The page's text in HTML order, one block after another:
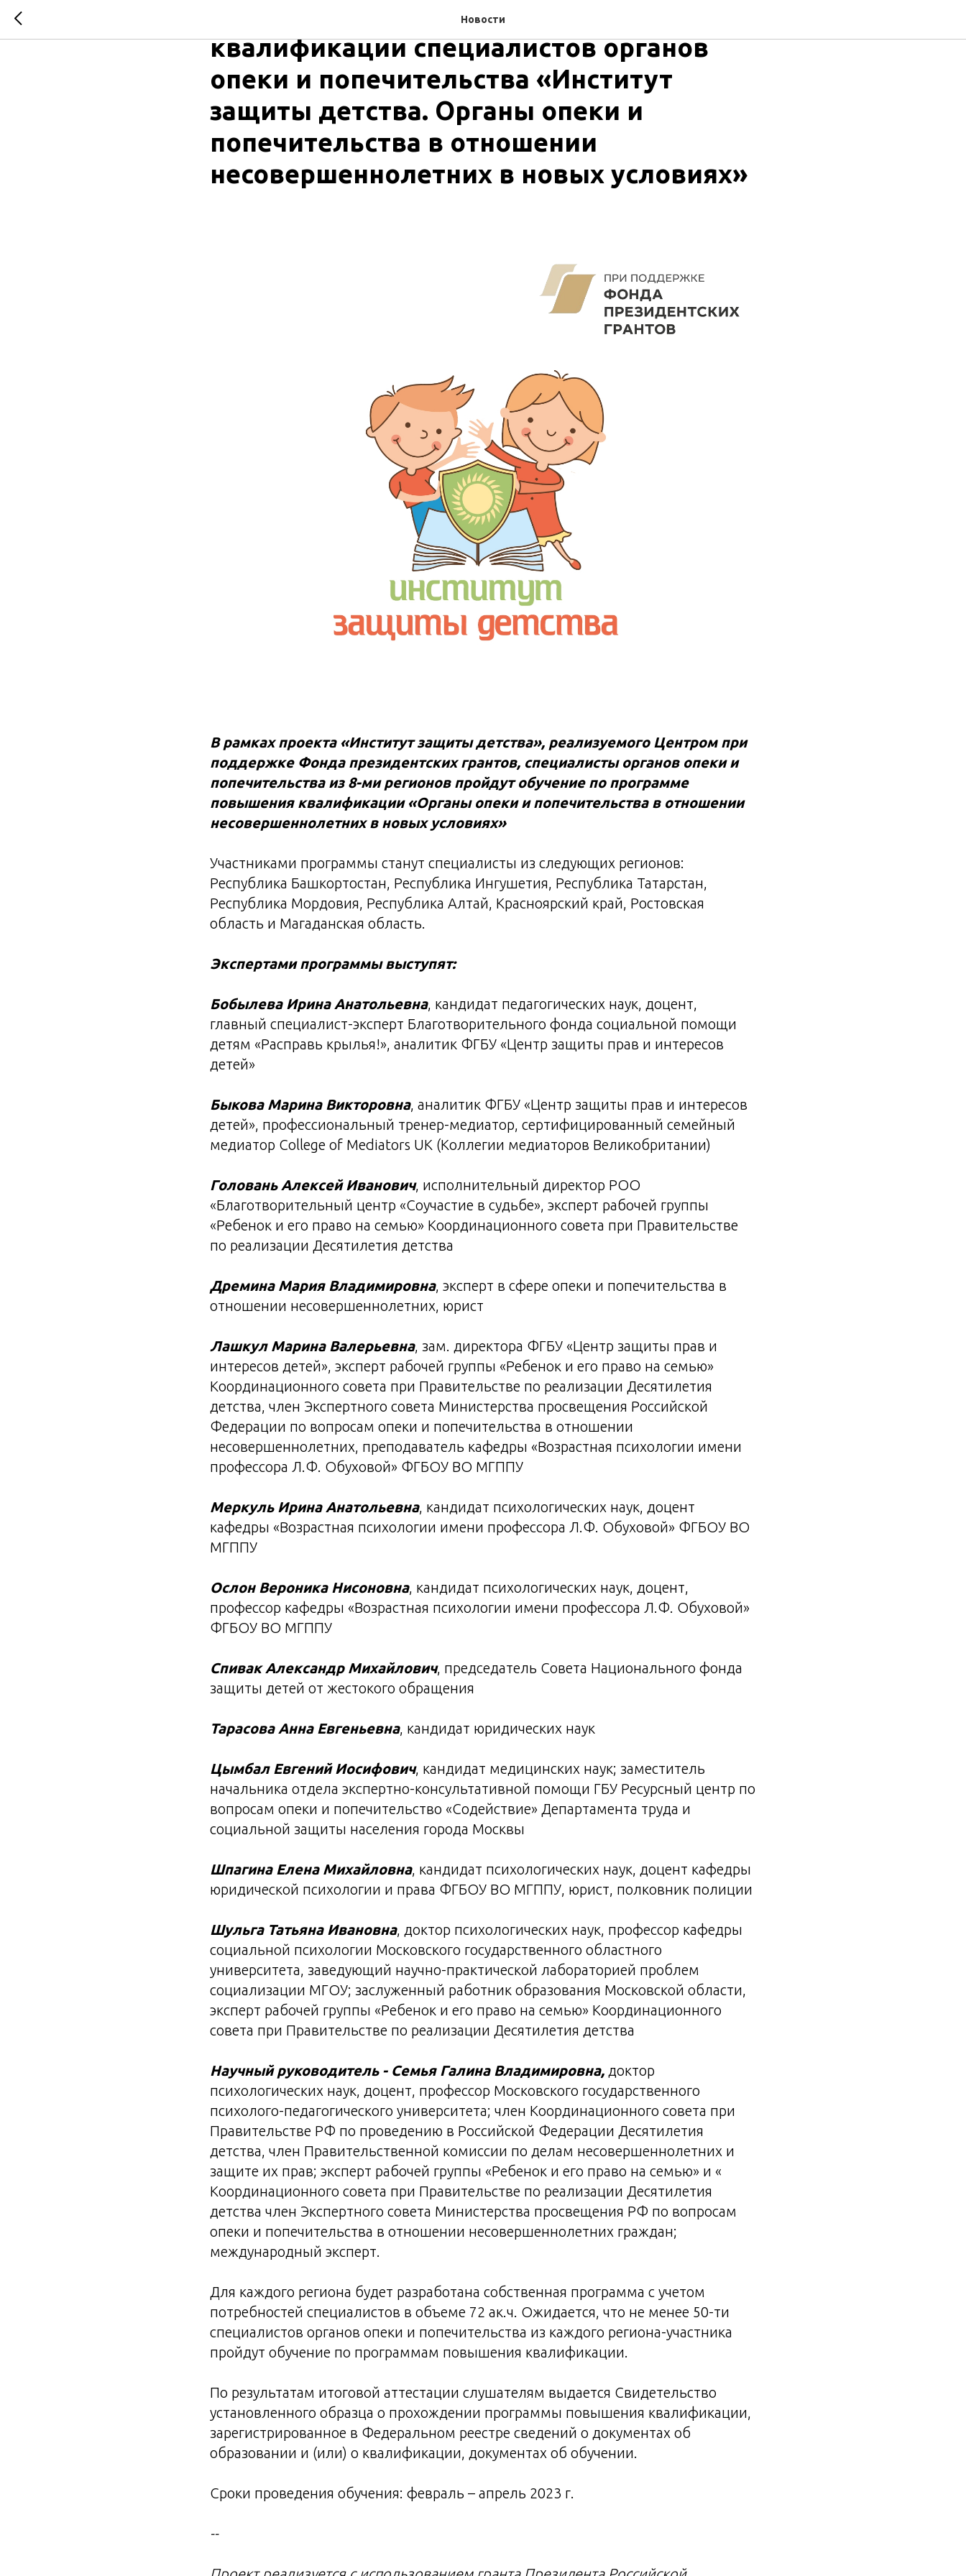
Новости
Старт программы повышения
квалификации специалистов органов
опеки и попечительства «Институт
защиты детства. Органы опеки и
попечительства в отношении
несовершеннолетних в новых условиях»
В рамках проекта «Институт защиты детства», реализуемого Центром при
поддержке Фонда президентских грантов, специалисты органов опеки и
попечительства из 8-ми регионов пройдут обучение по программе
повышения квалификации «Органы опеки и попечительства в отношении
несовершеннолетних в новых условиях»
Участниками программы станут специалисты из следующих регионов:
Республика Башкортостан, Республика Ингушетия, Республика Татарстан,
Республика Мордовия, Республика Алтай, Красноярский край, Ростовская
область и Магаданская область.
Экспертами программы выступят:
Бобылева Ирина Анатольевна, кандидат педагогических наук, доцент,
главный специалист-эксперт Благотворительного фонда социальной помощи
детям «Расправь крылья!», аналитик ФГБУ «Центр защиты прав и интересов
детей»
Быкова Марина Викторовна, аналитик ФГБУ «Центр защиты прав и интересов
детей», профессиональный тренер-медиатор, сертифицированный семейный
медиатор College of Mediators UK (Коллегии медиаторов Великобритании)
Головань Алексей Иванович, исполнительный директор РОО
«Благотворительный центр «Соучастие в судьбе», эксперт рабочей группы
«Ребенок и его право на семью» Координационного совета при Правительстве
по реализации Десятилетия детства
Дремина Мария Владимировна, эксперт в сфере опеки и попечительства в
отношении несовершеннолетних, юрист
Лашкул Марина Валерьевна, зам. директора ФГБУ «Центр защиты прав и
интересов детей», эксперт рабочей группы «Ребенок и его право на семью»
Координационного совета при Правительстве по реализации Десятилетия
детства, член Экспертного совета Министерства просвещения Российской
Федерации по вопросам опеки и попечительства в отношении
несовершеннолетних, преподаватель кафедры «Возрастная психологии имени
профессора Л.Ф. Обуховой» ФГБОУ ВО МГППУ
Меркуль Ирина Анатольевна, кандидат психологических наук, доцент
кафедры «Возрастная психологии имени профессора Л.Ф. Обуховой» ФГБОУ ВО
МГППУ
Ослон Вероника Нисоновна, кандидат психологических наук, доцент,
профессор кафедры «Возрастная психологии имени профессора Л.Ф. Обуховой»
ФГБОУ ВО МГППУ
Спивак Александр Михайлович, председатель Совета Национального фонда
защиты детей от жестокого обращения
Тарасова Анна Евгеньевна, кандидат юридических наук
Цымбал Евгений Иосифович, кандидат медицинских наук; заместитель
начальника отдела экспертно-консультативной помощи ГБУ Ресурсный центр по
вопросам опеки и попечительство «Содействие» Департамента труда и
социальной защиты населения города Москвы
Шпагина Елена Михайловна, кандидат психологических наук, доцент кафедры
юридической психологии и права ФГБОУ ВО МГППУ, юрист, полковник полиции
Шульга Татьяна Ивановна, доктор психологических наук, профессор кафедры
социальной психологии Московского государственного областного
университета, заведующий научно-практической лабораторией проблем
социализации МГОУ; заслуженный работник образования Московской области,
эксперт рабочей группы «Ребенок и его право на семью» Координационного
совета при Правительстве по реализации Десятилетия детства
Научный руководитель - Семья Галина Владимировна, доктор
психологических наук, доцент, профессор Московского государственного
психолого-педагогического университета; член Координационного совета при
Правительстве РФ по проведению в Российской Федерации Десятилетия
детства, член Правительственной комиссии по делам несовершеннолетних и
защите их прав; эксперт рабочей группы «Ребенок и его право на семью» и «
Координационного совета при Правительстве по реализации Десятилетия
детства член Экспертного совета Министерства просвещения РФ по вопросам
опеки и попечительства в отношении несовершеннолетних граждан;
международный эксперт.
Для каждого региона будет разработана собственная программа с учетом
потребностей специалистов в объеме 72 ак.ч. Ожидается, что не менее 50-ти
специалистов органов опеки и попечительства из каждого региона-участника
пройдут обучение по программам повышения квалификации.
По результатам итоговой аттестации слушателям выдается Свидетельство
установленного образца о прохождении программы повышения квалификации,
зарегистрированное в Федеральном реестре сведений о документах об
образовании и (или) о квалификации, документах об обучении.
Сроки проведения обучения: февраль – апрель 2023 г.
--